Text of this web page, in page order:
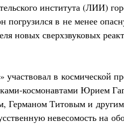
института (ЛИИ)
погрузился в не менее
новых сверхзвуковых
в космической
космонавтами Юрием
Германом Титовым и
невесомость на